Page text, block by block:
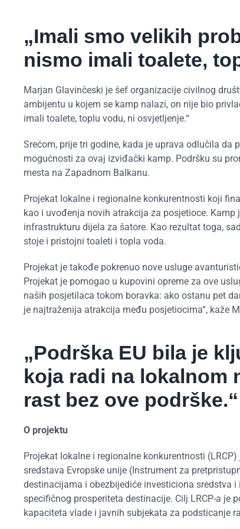
„Imali smo velikih
nismo imali toalete,
Marjan Glavinčeski je šef organizacije civilnog
ambijentu u kojem se kamp nalazi, on nije bio
imali toalete, toplu vodu, ni osvjetljenje.“
Srećom, prije tri godine, kada je uprava odlučila
mogućnosti za ovaj izviđački kamp. Podršku su
mesta na Zapadnom Balkanu.
Projekat lokalne i regionalne konkurentnosti koji
kao i uvođenja novih atrakcija za posjetioce.
infrastrukturu dijela za šatore. Kao rezultat toga,
stoje i pristojni toaleti i topla voda.
Projekat je takođe pokrenuo nove usluge
Projekat je pomogao u kupovini opreme za ove
naših posjetilaca tokom boravka: ako ostanu pet
je najtraženija atrakcija među posjetiocima“, kaže
„Podrška EU bila je
koja radi na lokalnom
rast bez ove podrške.“
O projektu
Projekat lokalne i regionalne konkurentnosti
sredstava Evropske unije (Instrument za
destinacijama i obezbijediće investiciona sredstva
specifičnog prosperiteta destinacije. Cilj LRCP-a
kapaciteta vlade i javnih subjekata za podsticanje